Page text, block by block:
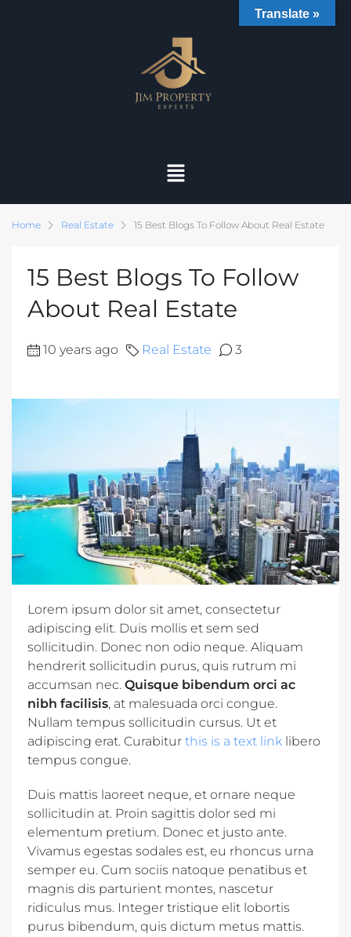
Home Real Estate 15 Best Blogs To Follow About Real Estate
15 Best Blogs To Follow
About Real Estate
10 years ago Real Estate 3
Lorem ipsum dolor sit amet, consectetur
adipiscing elit. Duis mollis et sem sed
sollicitudin. Donec non odio neque. Aliquam
hendrerit sollicitudin purus, quis rutrum mi
accumsan nec. Quisque bibendum orci ac
nibh facilisis, at malesuada orci congue.
Nullam tempus sollicitudin cursus. Ut et
adipiscing erat. Curabitur this is a text link libero
tempus congue.
Duis mattis laoreet neque, et ornare neque
sollicitudin at. Proin sagittis dolor sed mi
elementum pretium. Donec et justo ante.
Vivamus egestas sodales est, eu rhoncus urna
semper eu. Cum sociis natoque penatibus et
magnis dis parturient montes, nascetur
ridiculus mus. Integer tristique elit lobortis
purus bibendum, quis dictum metus mattis.
Translate »